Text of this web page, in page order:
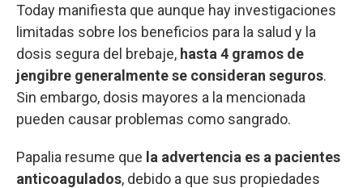
Today manifiesta que aunque hay investigaciones
limitadas sobre los beneficios para la salud y la
dosis segura del brebaje, hasta 4 gramos de
jengibre generalmente se consideran seguros.
Sin embargo, dosis mayores a la mencionada
pueden causar problemas como sangrado.
Papalia resume que la advertencia es a pacientes
anticoagulados, debido a que sus propiedades